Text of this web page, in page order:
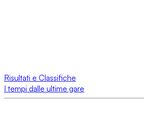
Risultati e Classifiche
I tempi dalle ultime gare